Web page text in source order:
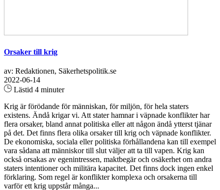
Orsaker till krig
av: Redaktionen, Säkerhetspolitik.se
2022-06-14
Lästid 4 minuter
Krig är förödande för människan, för miljön, för hela staters
existens. Ändå krigar vi. Att stater hamnar i väpnade konflikter har
flera orsaker, bland annat politiska eller att någon ändå ytterst tjänar
på det. Det finns flera olika orsaker till krig och väpnade konflikter.
De ekonomiska, sociala eller politiska förhållandena kan till exempel
vara sådana att människor till slut väljer att ta till vapen. Krig kan
också orsakas av egenintressen, maktbegär och osäkerhet om andra
staters intentioner och militära kapacitet. Det finns dock ingen enkel
förklaring. Som regel är konflikter komplexa och orsakerna till
varför ett krig uppstår många...